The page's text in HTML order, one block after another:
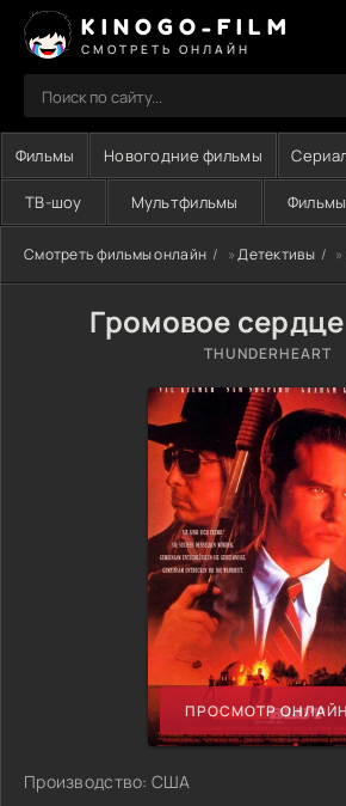
KINOGO-FILM
СМОТРЕТЬ ОНЛАЙН
Фильмы Новогодние фильмы
ТВ-шоу Мультфильмы
Смотреть фильмы онлайн »Детективы
Громовое
THUNDERHEART
ПРОСМОТР ОНЛАЙН
Производство: США